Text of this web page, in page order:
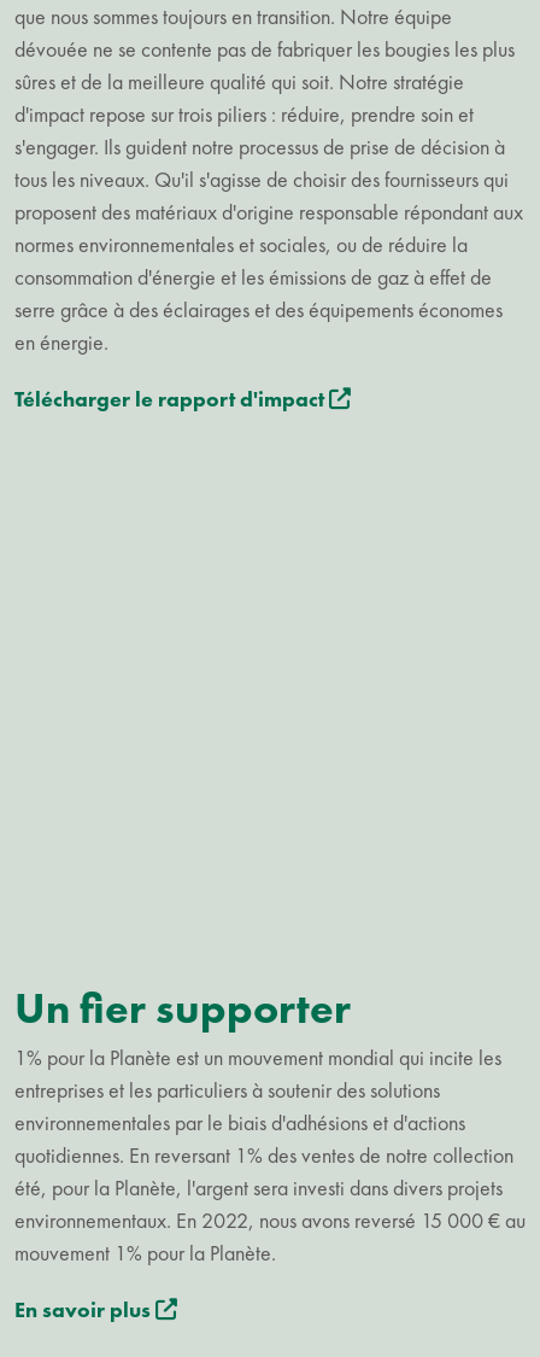
que nous sommes toujours en transition. Notre équipe
dévouée ne se contente pas de fabriquer les bougies les plus
sûres et de la meilleure qualité qui soit. Notre stratégie
d'impact repose sur trois piliers : réduire, prendre soin et
s'engager. Ils guident notre processus de prise de décision à
tous les niveaux. Qu'il s'agisse de choisir des fournisseurs qui
proposent des matériaux d'origine responsable répondant aux
normes environnementales et sociales, ou de réduire la
consommation d'énergie et les émissions de gaz à effet de
serre grâce à des éclairages et des équipements économes
en énergie.
Télécharger le rapport d'impact
Un fier supporter
1% pour la Planète est un mouvement mondial qui incite les
entreprises et les particuliers à soutenir des solutions
environnementales par le biais d'adhésions et d'actions
quotidiennes. En reversant 1% des ventes de notre collection
été, pour la Planète, l'argent sera investi dans divers projets
environnementaux. En 2022, nous avons reversé 15 000 € au
mouvement 1% pour la Planète.
En savoir plus